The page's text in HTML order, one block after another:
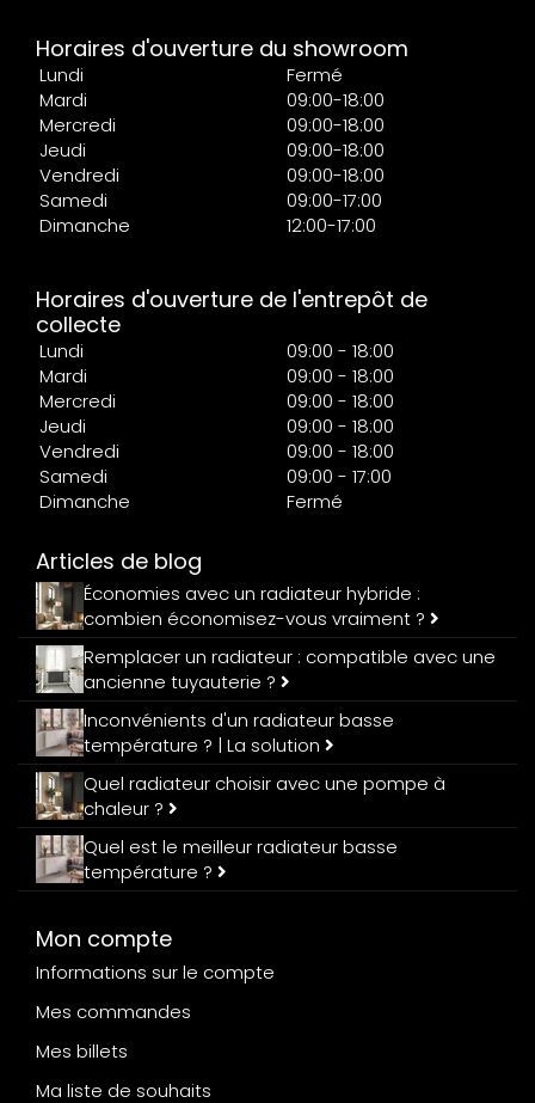
Horaires d'ouverture du showroom
Lundi
Fermé
Mardi
09:00-18:00
Mercredi
09:00-18:00
Jeudi
09:00-18:00
Vendredi
09:00-18:00
Samedi
09:00-17:00
Dimanche
12:00-17:00
Horaires d'ouverture de l'entrepôt de
collecte
Lundi
09:00 - 18:00
Mardi
09:00 - 18:00
Mercredi
09:00 - 18:00
Jeudi
09:00 - 18:00
Vendredi
09:00 - 18:00
Samedi
09:00 - 17:00
Dimanche
Fermé
Articles de blog
Économies avec un radiateur hybride :
combien économisez-vous vraiment ?
Remplacer un radiateur : compatible avec une
ancienne tuyauterie ?
Inconvénients d'un radiateur basse
température ? | La solution
Quel radiateur choisir avec une pompe à
chaleur ?
Quel est le meilleur radiateur basse
température ?
Mon compte
Informations sur le compte
Mes commandes
Mes billets
Ma liste de souhaits